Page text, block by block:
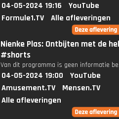
04-05-2024 19:16
YouTube
Formule1.TV
Alle afleveringen
Nienke Plas: Ontbijten met de
#shorts
Van dit programma is geen informatie
04-05-2024 19:00
YouTube
Amusement.TV
Mensen.TV
Alle afleveringen